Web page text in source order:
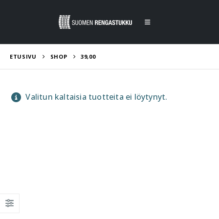
ETUSIVU SHOP 39,00
Valitun kaltaisia tuotteita ei löytynyt.